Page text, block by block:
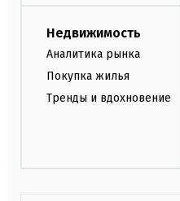
Недвижимость
Аналитика рынка
Покупка жилья
Тренды и вдохновение